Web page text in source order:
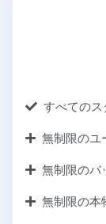
すべての
無制限のユ
無制限のバ
無制限の本